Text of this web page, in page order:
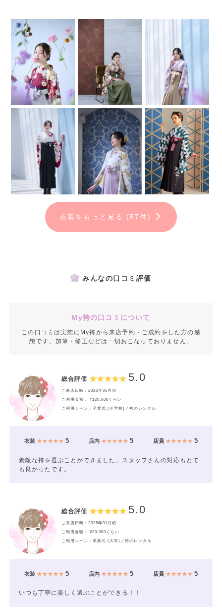
衣装をもっと見る (57件)
みんなの口コミ評価
My袴の口コミについて
この口コミは実際にMy袴から来店予約・ご成約をした方の感
想です。加筆・修正などは一切おこなっておりません。
総合評価 5.0
ご来店日時：2026年05月頃
ご利用金額： ¥120,000くらい
ご利用シーン：卒業式 (小学校)／袴のレンタル
衣装★★★★★ 5 店内★★★★★ 5 店員 ★★★★★5
素敵な袴を選ぶことができました。スタッフさんの対応もとて
も良かったです。
総合評価 5.0
ご来店日時：2026年01月頃
ご利用金額： ¥20,000くらい
ご利用シーン：卒業式 (大学)／袴のレンタル
衣装★★★★★ 5 店内★★★★★ 5 店員 ★★★★★5
いつも丁寧に楽しく選ぶことができる！！